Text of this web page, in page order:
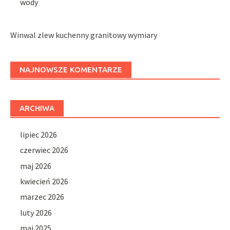
Winwal zlew kuchenny granitowy wymiary
NAJNOWSZE KOMENTARZE
ARCHIWA
lipiec 2026
czerwiec 2026
maj 2026
kwiecień 2026
marzec 2026
luty 2026